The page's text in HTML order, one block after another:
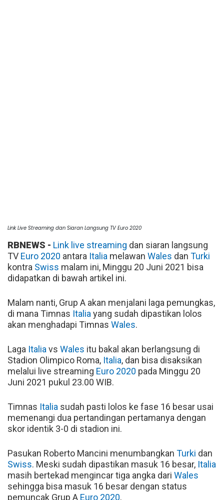
Link Live Streaming dan Siaran Langsung TV Euro 2020
RBNEWS - Link live streaming dan siaran langsung
TV Euro 2020 antara Italia melawan Wales dan Turki
kontra Swiss malam ini, Minggu 20 Juni 2021 bisa
didapatkan di bawah artikel ini.
Malam nanti, Grup A akan menjalani laga pemungkas,
di mana Timnas Italia yang sudah dipastikan lolos
akan menghadapi Timnas Wales.
Laga Italia vs Wales itu bakal akan berlangsung di
Stadion Olimpico Roma, Italia, dan bisa disaksikan
melalui live streaming Euro 2020 pada Minggu 20
Juni 2021 pukul 23.00 WIB.
Timnas Italia sudah pasti lolos ke fase 16 besar usai
memenangi dua pertandingan pertamanya dengan
skor identik 3-0 di stadion ini.
Pasukan Roberto Mancini menumbangkan Turki dan
Swiss. Meski sudah dipastikan masuk 16 besar, Italia
masih bertekad mengincar tiga angka dari Wales
sehingga bisa masuk 16 besar dengan status
pemuncak Grup A Euro 2020.